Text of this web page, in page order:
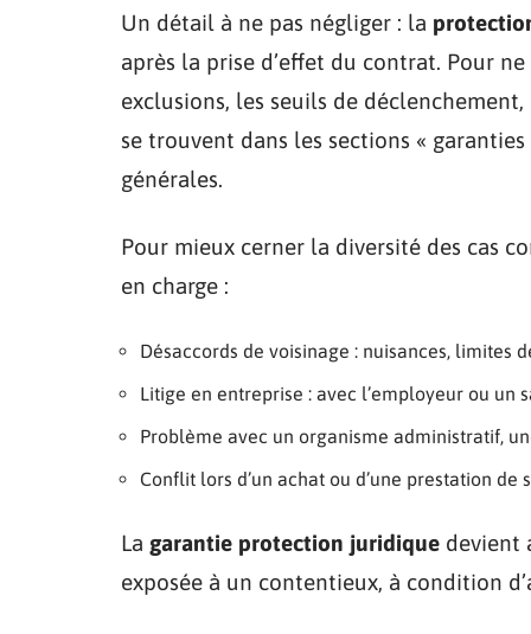
Un détail à ne pas négliger : la
après la prise d’effet du contrat. Pour
exclusions, les seuils de
se trouvent dans les sections «
générales.
Pour mieux cerner la diversité des cas
en charge :
Désaccords de voisinage : nuisances, limites
Litige en entreprise : avec l’employeur ou un
Problème avec un organisme administratif,
Conflit lors d’un achat ou d’une prestation de
La garantie protection juridique devient
exposée à un contentieux, à condition